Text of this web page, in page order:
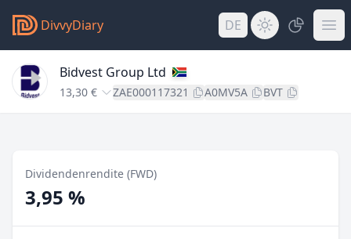
DivvyDiary DE
Bidvest Group Ltd
13,30 € ZAE000117321 A0MV5A BVT
Dividendenrendite (FWD)
3,95 %